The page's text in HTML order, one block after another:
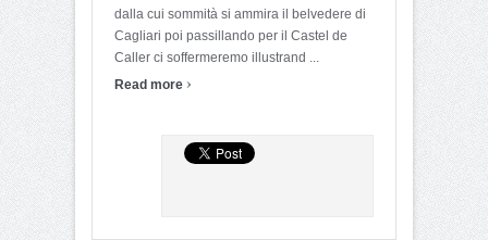
dalla cui sommità si ammira il belvedere di
Cagliari poi passillando per il Castel de
Caller ci soffermeremo illustrand ...
Read more ›